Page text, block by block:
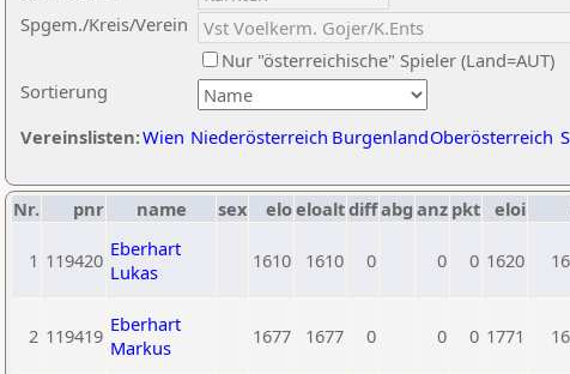
Sortierung
Spgem./Kreis/Verein
Nur "österreichische" Spieler (Land=AUT)
Vereinslisten:Wien Niederösterreich BurgenlandOberösterreich
Nr. pnr name sex eloeloaltdiffabg anz pkt eloi
1 119420 Eberhart
Lukas
1610 1610 0 0 0 1620
2 119419 Eberhart
Markus
1677 1677 0 0 0 1771